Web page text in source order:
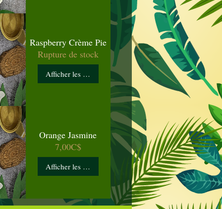
Raspberry Crème Pie
Rupture de stock
Afficher les détails
Orange Jasmine
7,00C$Prix
Afficher les détails